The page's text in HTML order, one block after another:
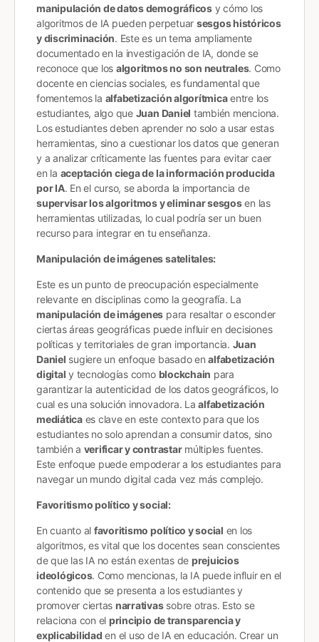
manipulación de datos demográficosy cómo los
algoritmos de IA pueden perpetuar sesgos históricos
y discriminación. Este es un tema ampliamente
documentado en la investigación de IA, donde se
reconoce que los algoritmos no son neutrales​​. Como
docente en ciencias sociales, es fundamental que
fomentemos la alfabetización algorítmicaentre los
estudiantes, algo que Juan Daniel también menciona.
Los estudiantes deben aprender no solo a usar estas
herramientas, sino a cuestionar los datos que generan
y a analizar críticamente las fuentes para evitar caer
en la aceptación ciega de la información producida
por IA. En el curso, se aborda la importancia de
supervisar los algoritmos y eliminar sesgosen las
herramientas utilizadas​, lo cual podría ser un buen
recurso para integrar en tu enseñanza.
Manipulación de imágenes satelitales:
Este es un punto de preocupación especialmente
relevante en disciplinas como la geografía. La
manipulación de imágenes para resaltar o esconder
ciertas áreas geográficas puede influir en decisiones
políticas y territoriales de gran importancia. Juan
Daniel sugiere un enfoque basado enalfabetización
digital y tecnologías como blockchain para
garantizar la autenticidad de los datos geográficos, lo
cual es una solución innovadora. Laalfabetización
mediáticaes clave en este contexto para que los
estudiantes no solo aprendan a consumir datos, sino
también a verificar y contrastarmúltiples fuentes​.
Este enfoque puede empoderar a los estudiantes para
navegar un mundo digital cada vez más complejo.
Favoritismo político y social:
En cuanto al favoritismo político y social en los
algoritmos, es vital que los docentes sean conscientes
de que las IA no están exentas de prejuicios
ideológicos. Como mencionas, la IA puede influir en el
contenido que se presenta a los estudiantes y
promover ciertas narrativassobre otras. Esto se
relaciona con el principio de transparencia y
explicabilidad en el uso de IA en educación​. Crear un